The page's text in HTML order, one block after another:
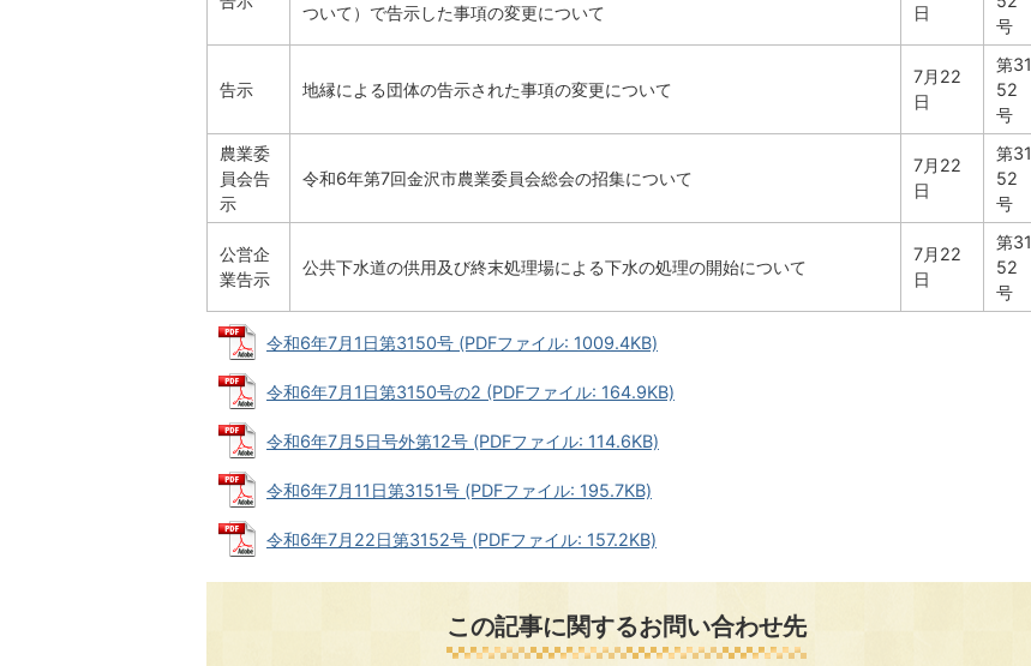
ついて）で告示した事項の変更について
日
号
告示 地縁による団体の告示された事項の変更について
7月22
日
第31
52
号
農業委
員会告
示
令和6年第7回金沢市農業委員会総会の招集について
7月22
日
第31
52
号
公営企
業告示
公共下水道の供用及び終末処理場による下水の処理の開始について
7月22
日
第31
52
号
令和6年7月1日第3150号 (PDFファイル: 1009.4KB)
令和6年7月1日第3150号の2 (PDFファイル: 164.9KB)
令和6年7月5日号外第12号 (PDFファイル: 114.6KB)
令和6年7月11日第3151号 (PDFファイル: 195.7KB)
令和6年7月22日第3152号 (PDFファイル: 157.2KB)
この記事に関するお問い合わせ先